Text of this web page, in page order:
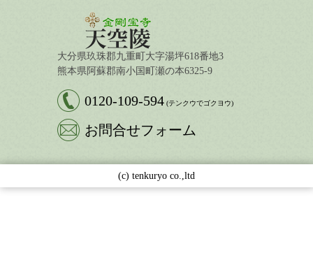
大分県玖珠郡九重町大字湯坪618番地3
熊本県阿蘇郡南小国町瀬の本6325-9
0120-109-594 (テンクウでゴクヨウ)
お問合せフォーム
(c) tenkuryo co.,ltd